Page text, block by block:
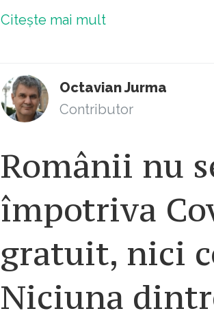
Citește mai mult
Octavian Jurma
Contributor
Românii nu
împotriva
gratuit, nici
Niciuna